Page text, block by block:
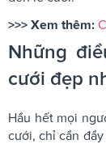
>>> Xem thêm:
Những
cưới đẹp
Hầu hết mọi
cưới, chỉ cần